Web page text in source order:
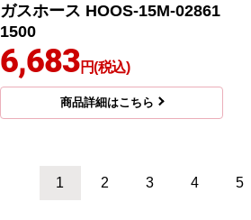
ガスホース HOOS-15M-02861
1500
6,683円(税込)
商品詳細はこちら
1 2 3 4 5